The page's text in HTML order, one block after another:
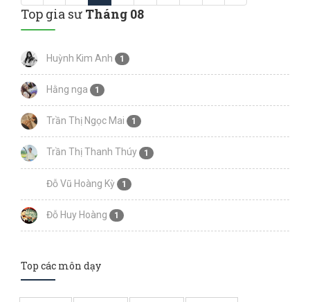
Top gia sư Tháng 08
Huỳnh Kim Anh 1
Hằng nga 1
Trần Thị Ngọc Mai 1
Trần Thị Thanh Thúy 1
Đỗ Vũ Hoàng Kỳ 1
Đỗ Huy Hoàng 1
Top các môn dạy